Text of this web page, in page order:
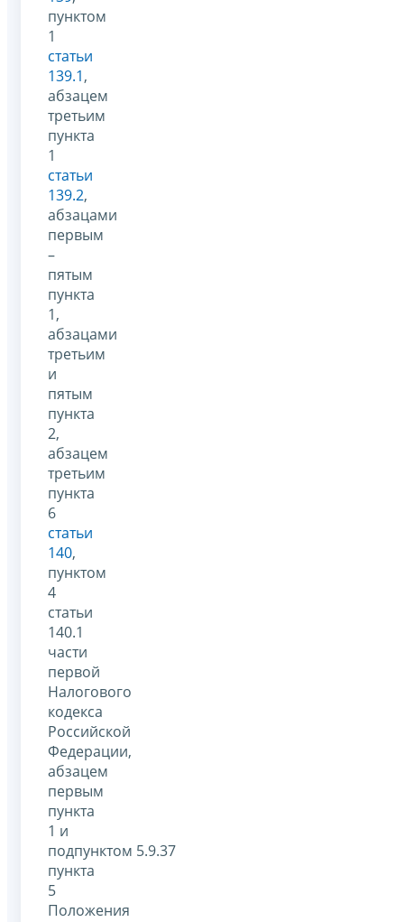
пунктом
1
статьи
139.1,
абзацем
третьим
пункта
1
статьи
139.2,
абзацами
первым
–
пятым
пункта
1,
абзацами
третьим
и
пятым
пункта
2,
абзацем
третьим
пункта
6
статьи
140,
пунктом
4
статьи
140.1
части
первой
Налогового
кодекса
Российской
Федерации,
абзацем
первым
пункта
1 и
подпунктом 5.9.37
пункта
5
Положения